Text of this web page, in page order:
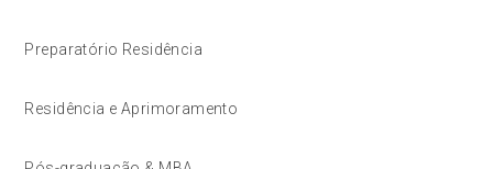
Preparatório Residência
Residência e Aprimoramento